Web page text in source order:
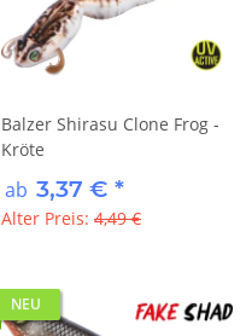
Balzer Shirasu Clone Frog -
Kröte
ab 3,37 € *
Alter Preis: 4,49 €
NEU